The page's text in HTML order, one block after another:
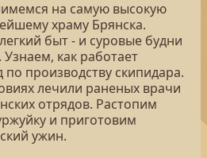
на самую высокую
храму Брянска.
быт - и суровые будни
как работает
производству скипидара.
лечили раненых врачи
отрядов. Растопим
и приготовим
ужин.